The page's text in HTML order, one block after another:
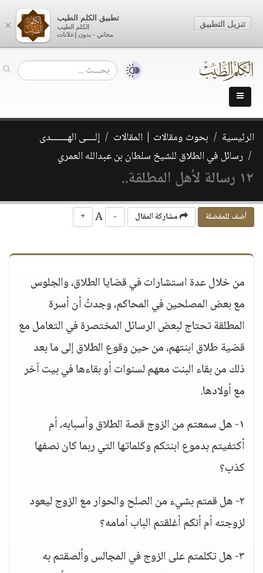
الرئيسية بحوث ومقالات | المقالات
إلــــى الهـــــــدى
رسائل في الطلاق للشيخ سلطان بن عبدالله العمري
١٢ رسالة لأهل المطلقة..
أضف للمفضلة مشاركة المقال -
+
من خلال عدة استشارات في قضايا الطلاق، والجلوس
مع بعض المصلحين في المحاكم، وجدتُ أن أسرة
المطلقة تحتاج لبعض الرسائل المختصرة في التعامل مع
قضية طلاق ابنتهم، من حين وقوع الطلاق إلى ما بعد
ذلك من بقاء البنت معهم لسنوات أو بقاءها في بيت آخر
مع أولادها.
١- هل سمعتم من الزوج قصة الطلاق وأسبابه، أم
أكتفيتم بدموع ابنتكم وكلماتها التي ربما كان نصفها
كذب؟
٢- هل قمتم بشيء من الصلح والحوار مع الزوج ليعود
لزوجته أم أنكم أغلقتم الباب أمامه؟
٣- هل تكلمتم على الزوج في المجالس وألصقتم به
×
تطبيق الكلم الطيب
الكلم الطيب
مجاني - بدون إعلانات
تنزيل التطبيق